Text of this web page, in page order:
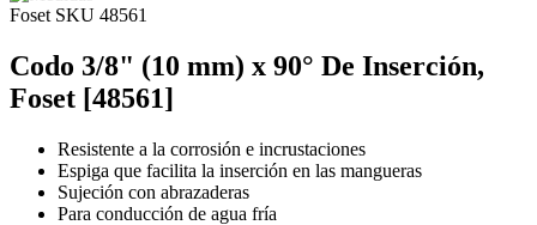
Foset SKU 48561
Codo 3/8" (10 mm) x 90° De Inserción,
Foset [48561]
Resistente a la corrosión e incrustaciones
Espiga que facilita la inserción en las mangueras
Sujeción con abrazaderas
Para conducción de agua fría